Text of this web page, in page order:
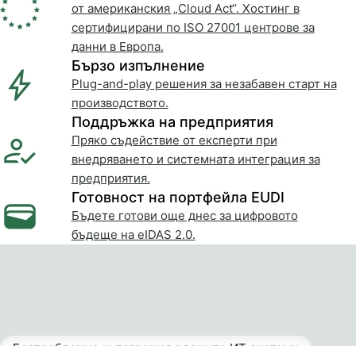
от американския „Cloud Act“. Хостинг в
сертифицирани по ISO 27001 центрове за
данни в Европа.
Бързо изпълнение
Plug-and-play решения за незабавен старт на
производството.
Поддръжка на предприятия
Пряко съдействие от експерти при
внедряването и системната интеграция за
предприятия.
Готовност на портфейла EUDI
Бъдете готови още днес за цифровото
бъдеще на eIDAS 2.0.